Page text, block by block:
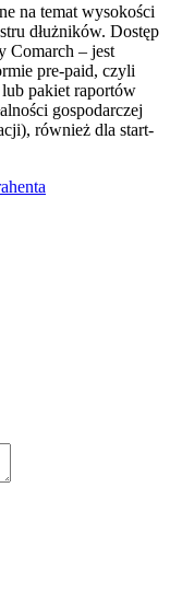
na temat wysokości
dłużników. Dostęp
Comarch – jest
pre-paid, czyli
pakiet raportów
gospodarczej
również dla start-